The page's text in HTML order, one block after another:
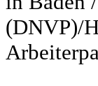
(DNVP)/